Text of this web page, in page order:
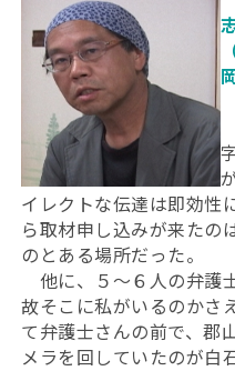
イレクトな伝達は即効
ら取材申し込みが来たの
のとある場所だった。
他に、５～６人の弁護
故そこに私がいるのかさ
て弁護士さんの前で、郡
メラを回していたのが白